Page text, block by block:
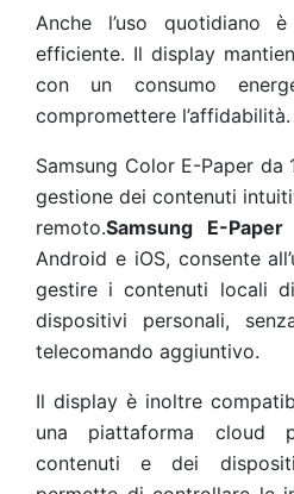
Anche l’uso quotidiano
efficiente. Il display
con un consumo
compromettere l’affidabilità.
Samsung Color E-Paper
gestione dei contenuti
remoto.Samsung E-Paper
Android e iOS, consente
gestire i contenuti locali
dispositivi personali,
telecomando aggiuntivo.
Il display è inoltre
una piattaforma cloud
contenuti e dei